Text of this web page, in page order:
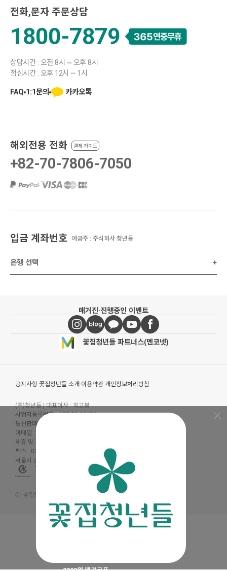
전화,문자 주문상담
1800-7879
상담시간 : 오전 8시 ~ 오후 8시
점심시간 : 오후 12시 ~ 1시
FAQ 1:1문의 카카오톡
해외전용 전화 결제 가이드
+82-70-7806-7050
· · ·
입금 계좌번호 예금주 : 주식회사 청년들
은행 선택 +
매거진·진행중인 이벤트
꽃집청년들 파트너스(멘코넷)
공지사항·꽃집청년들 소개 ·이용약관·개인정보처리방침
(주)청년들|대표이사 : 최고봉
사업자등록번호 : 105-88-00491
통신판매신고번호 : 2019-서울금천-0909
이메일 :
제휴 및 제안 :
팩스 : 02-6442-0106
서울시 금천구 디지털로 121, 에이스가산타워 301호, 302호
Ⓒ 꽃집청년들 All rights reserved.